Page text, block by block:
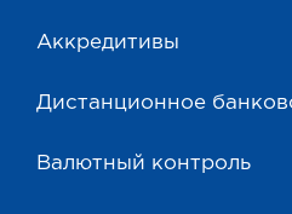
Аккредитивы
Дистанционное
Валютный контроль